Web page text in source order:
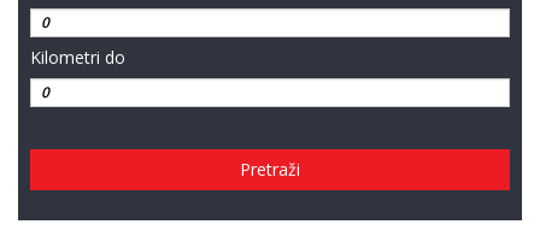
Kilometri do
Pretraži